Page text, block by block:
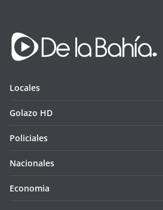
Locales
Golazo HD
Policiales
Nacionales
Economia